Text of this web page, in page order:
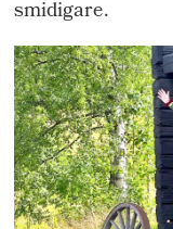
smidigare.